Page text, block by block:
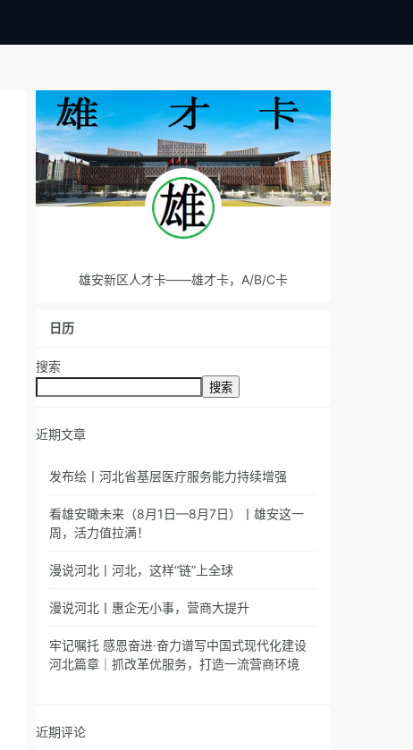
雄安新区人才卡——雄才卡，A/B/C卡
日历
搜索
搜索
近期文章
发布绘丨河北省基层医疗服务能力持续增强
看雄安瞰未来（8月1日—8月7日）丨雄安这一
周，活力值拉满！
漫说河北丨河北，这样“链”上全球
漫说河北丨惠企无小事，营商大提升
牢记嘱托 感恩奋进·奋力谱写中国式现代化建设
河北篇章｜抓改革优服务，打造一流营商环境
近期评论